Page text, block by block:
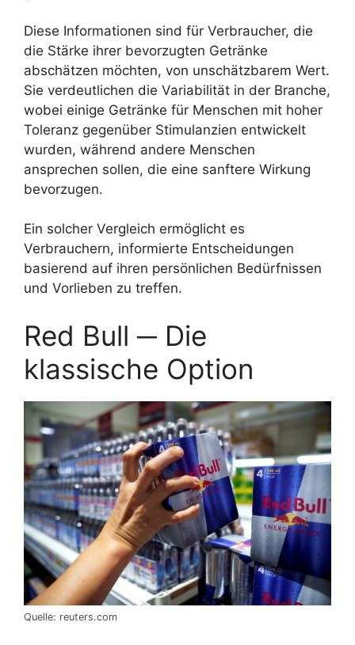
Diese Informationen sind für Verbraucher, die
die Stärke ihrer bevorzugten Getränke
abschätzen möchten, von unschätzbarem Wert.
Sie verdeutlichen die Variabilität in der Branche,
wobei einige Getränke für Menschen mit hoher
Toleranz gegenüber Stimulanzien entwickelt
wurden, während andere Menschen
ansprechen sollen, die eine sanftere Wirkung
bevorzugen.
Ein solcher Vergleich ermöglicht es
Verbrauchern, informierte Entscheidungen
basierend auf ihren persönlichen Bedürfnissen
und Vorlieben zu treffen.
Red Bull ─ Die
klassische Option
Quelle: reuters.com